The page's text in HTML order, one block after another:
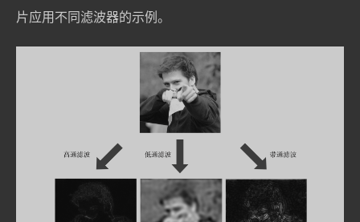
片应用不同滤波器的示例。